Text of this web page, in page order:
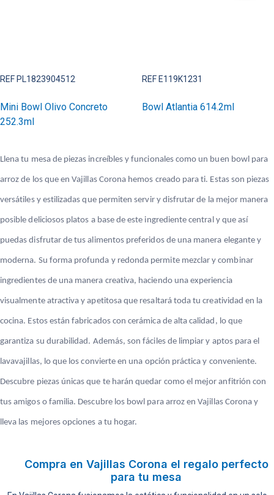
REF PL1823904512
Mini Bowl Olivo Concreto
252.3ml
REF E119K1231
Bowl Atlantia 614.2ml
Llena tu mesa de piezas increíbles y funcionales como un buen bowl para
arroz de los que en Vajillas Corona hemos creado para ti. Estas son piezas
versátiles y estilizadas que permiten servir y disfrutar de la mejor manera
posible deliciosos platos a base de este ingrediente central y que así
puedas disfrutar de tus alimentos preferidos de una manera elegante y
moderna. Su forma profunda y redonda permite mezclar y combinar
ingredientes de una manera creativa, haciendo una experiencia
visualmente atractiva y apetitosa que resaltará toda tu creatividad en la
cocina. Estos están fabricados con cerámica de alta calidad, lo que
garantiza su durabilidad. Además, son fáciles de limpiar y aptos para el
lavavajillas, lo que los convierte en una opción práctica y conveniente.
Descubre piezas únicas que te harán quedar como el mejor anfitrión con
tus amigos o familia. Descubre los bowl para arroz en Vajillas Corona y
lleva las mejores opciones a tu hogar.
Compra en Vajillas Corona el regalo perfecto
para tu mesa